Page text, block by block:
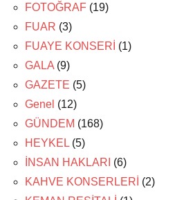
FOTOĞRAF (19)
FUAR (3)
FUAYE KONSERİ (1)
GALA (9)
GAZETE (5)
Genel (12)
GÜNDEM (168)
HEYKEL (5)
İNSAN HAKLARI (6)
KAHVE KONSERLERİ (2)